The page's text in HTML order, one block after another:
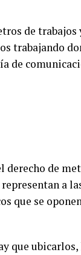
de trabajos
trabajando
de
derecho de
a
que se
que ubicarlos,